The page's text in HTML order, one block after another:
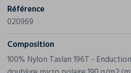
Référence
020969
Composition
100% Nylon Taslan 196T -